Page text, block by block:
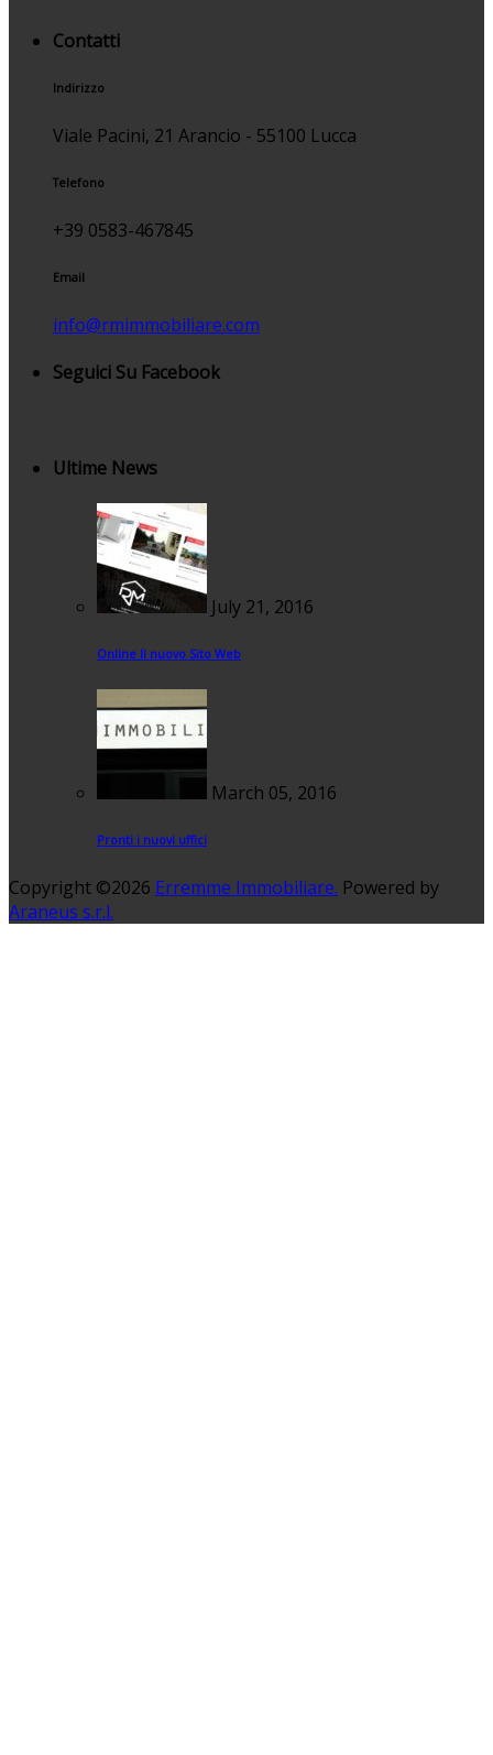
Contatti
Indirizzo
Viale Pacini, 21 Arancio - 55100 Lucca
Telefono
+39 0583-467845
Email
info@rmimmobiliare.com
Seguici Su Facebook
Ultime News
July 21, 2016
Online Il nuovo Sito Web
March 05, 2016
Pronti i nuovi uffici
Copyright ©2026 Erremme Immobiliare. Powered by
Araneus s.r.l.